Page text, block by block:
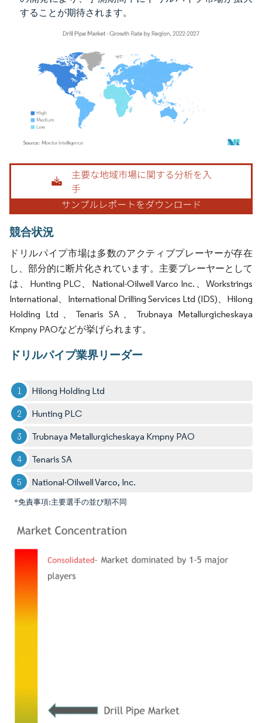
することが期待されます。
画像 © Mordor Intelligence。再利用にはCC BY 4.0の表示が必要です。
競合状況
ドリルパイプ市場は多数のアクティブプレーヤーが存在
し、部分的に断片化されています。主要プレーヤーとして
は、Hunting PLC、National-Oilwell Varco Inc.、Workstrings
International、International Drilling Services Ltd (IDS)、Hilong
Holding Ltd、Tenaris SA、Trubnaya Metallurgicheskaya
Kmpny PAOなどが挙げられます。
ドリルパイプ業界リーダー
Hilong Holding Ltd
Hunting PLC
Trubnaya Metallurgicheskaya Kmpny PAO
Tenaris SA
National-Oilwell Varco, Inc.
*免責事項:主要選手の並び順不同